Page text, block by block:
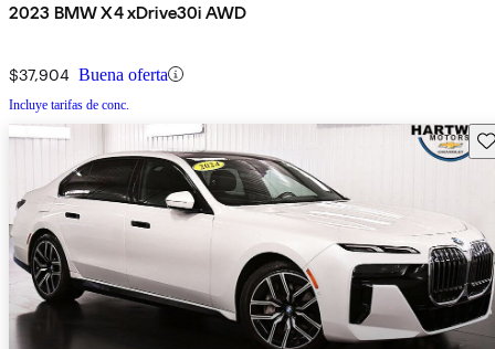
2023 BMW X4 xDrive30i AWD
$37,904 Buena oferta
Incluye tarifas de conc.